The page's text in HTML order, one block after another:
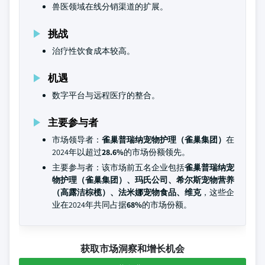
兽医领域在线分销渠道的扩展。
挑战
治疗性饮食成本较高。
机遇
数字平台与远程医疗的整合。
主要参与者
市场领导者： 雀巢普瑞纳宠物护理（雀巢集团） 在
2024年以超过28.6%的市场份额领先。
主要参与者：该市场前五名企业包括雀巢普瑞纳宠
物护理（雀巢集团）、玛氏公司、希尔斯宠物营养
（高露洁棕榄）、法米娜宠物食品、维克，这些企
业在2024年共同占据68%的市场份额。
获取市场洞察和增长机会